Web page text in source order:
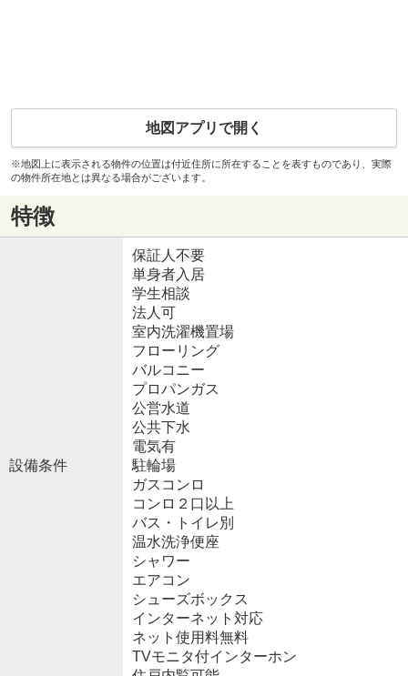
地図アプリで開く
※地図上に表示される物件の位置は付近住所に所在することを表すものであり、実際
の物件所在地とは異なる場合がございます。
特徴
設備条件
保証人不要
単身者入居
学生相談
法人可
室内洗濯機置場
フローリング
バルコニー
プロパンガス
公営水道
公共下水
電気有
駐輪場
ガスコンロ
コンロ２口以上
バス・トイレ別
温水洗浄便座
シャワー
エアコン
シューズボックス
インターネット対応
ネット使用料無料
TVモニタ付インターホン